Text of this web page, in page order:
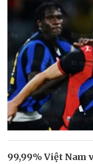
99,99% Việt Nam